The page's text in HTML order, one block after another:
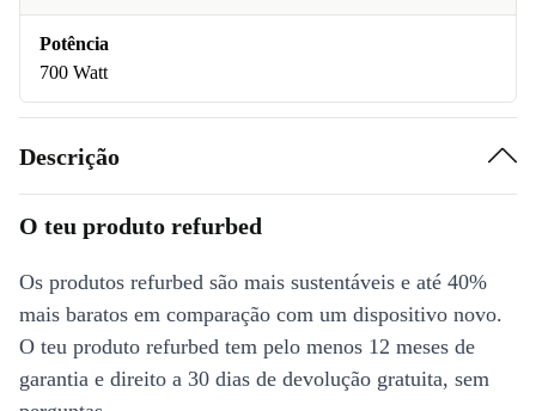
Potência
700 Watt
Descrição
O teu produto refurbed
Os produtos refurbed são mais sustentáveis e até 40%
mais baratos em comparação com um dispositivo novo.
O teu produto refurbed tem pelo menos 12 meses de
garantia e direito a 30 dias de devolução gratuita, sem